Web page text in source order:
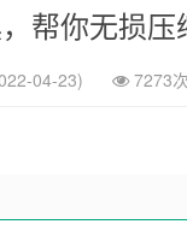
帮你无损压
04-23) 7273